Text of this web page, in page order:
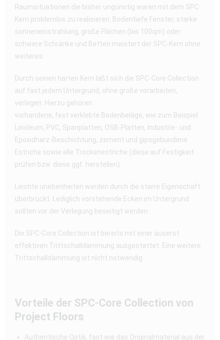
Raumsituationen die bisher ungünstig waren mit dem SPC
Kern problemlos zu realisieren. Bodentiefe Fenster, starke
sonneneinstrahlung, große Flächen (bis 100qm) oder
schwere Schränke und Betten meistert der SPC-Kern ohne
weiteres.
Durch seinen harten Kern läßt sich die SPC-Core Collection
auf fast jedem Untergrund, ohne große vorarbeiten,
verlegen. Hierzu gehören
vorhandene, fest verklebte Bodenbeläge, wie zum Beispiel
Linoleum, PVC, Spanplatten, OSB-Platten, Industrie- und
Epoxidharz-Beschichtung, zement und gipsgebundene
Estriche sowie alle Trockenestriche (diese auf Festigkeit
prüfen bzw. diese ggf. herstellen).
Leichte unebenheiten werden durch die starre Eigenschaft
überbrückt. Lediglich vorstehende Ecken im Untergrund
sollten vor der Verlegung beseitigt werden.
Die SPC-Core Collection ist bereits mit einer äuserst
effektiven Trittschalldämmung ausgestattet. Eine weitere
Trittschalldämmung ist nicht notwendig.
Vorteile der SPC-Core Collection von
Project Floors
Authentische Optik, fast wie das Originalmaterial aus der